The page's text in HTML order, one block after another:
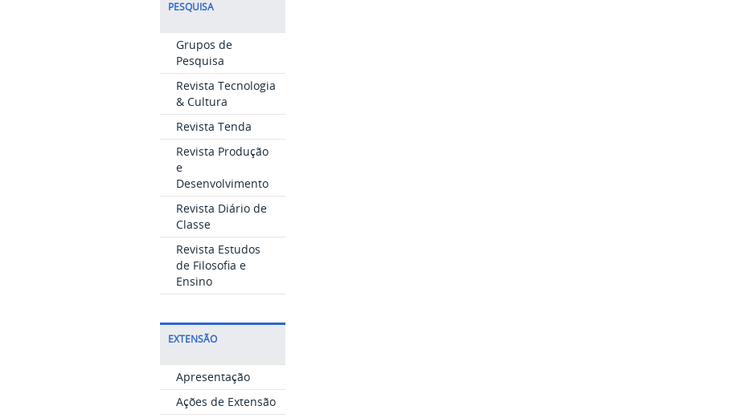
PESQUISA
Grupos de
Pesquisa
Revista Tecnologia
& Cultura
Revista Tenda
Revista Produção
e
Desenvolvimento
Revista Diário de
Classe
Revista Estudos
de Filosofia e
Ensino
EXTENSÃO
Apresentação
Ações de Extensão